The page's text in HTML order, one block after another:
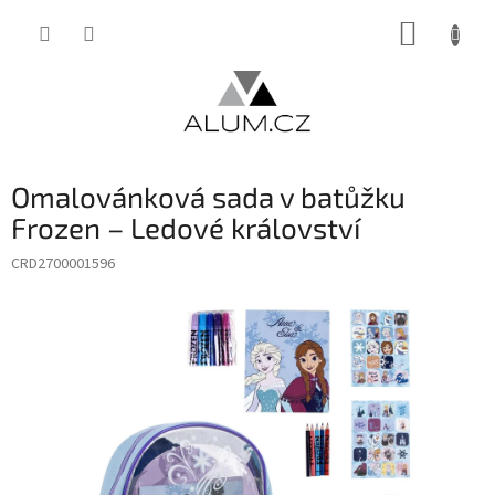
Omalovánková sada v batůžku
Frozen – Ledové království
CRD2700001596